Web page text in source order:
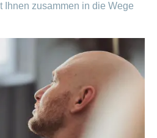
Ihnen zusammen in die Wege